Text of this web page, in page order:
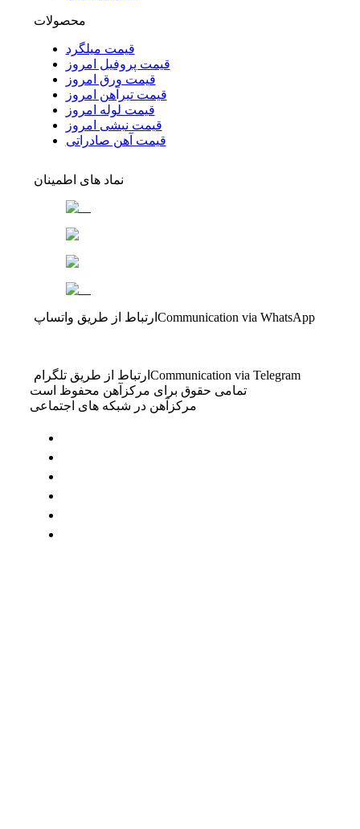
محصولات
قیمت میلگرد
قیمت پروفیل امروز
قیمت ورق امروز
قیمت تیرآهن امروز
قیمت لوله امروز
قیمت نبشی امروز
قیمت آهن صادراتی
نماد های اطمینان
ارتباط از طریق واتساپ Communication via WhatsApp
ارتباط از طریق تلگرام Communication via Telegram
تمامی حقوق برای مرکزآهن محفوظ است
مرکزآهن در شبکه های اجتماعی